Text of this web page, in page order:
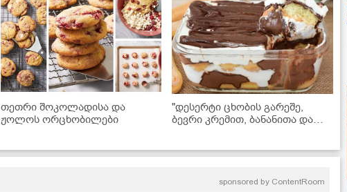
თეთრი შოკოლადისა და
ჟოლოს ორცხობილები
"დესერტი ცხობის გარეშე,
ბევრი კრემით, ბანანითა და
უგემრიელესი!" - ნამცხვრის
sponsored by ContentRoom